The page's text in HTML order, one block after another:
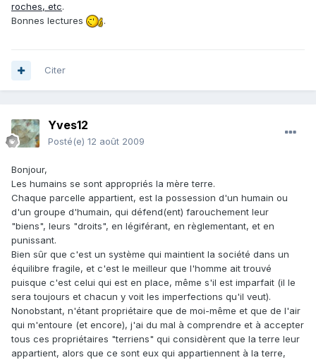
roches, etc.
Bonnes lectures
.
Citer
Yves12
Posté(e) 12 août 2009
Bonjour,
Les humains se sont appropriés la mère terre.
Chaque parcelle appartient, est la possession d'un humain ou
d'un groupe d'humain, qui défend(ent) farouchement leur
"biens", leurs "droits", en légiférant, en règlementant, et en
punissant.
Bien sûr que c'est un système qui maintient la société dans un
équilibre fragile, et c'est le meilleur que l'homme ait trouvé
puisque c'est celui qui est en place, même s'il est imparfait (il le
sera toujours et chacun y voit les imperfections qu'il veut).
Nonobstant, n'étant propriétaire que de moi-même et que de l'air
qui m'entoure (et encore), j'ai du mal à comprendre et à accepter
tous ces propriétaires "terriens" qui considèrent que la terre leur
appartient, alors que ce sont eux qui appartiennent à la terre,